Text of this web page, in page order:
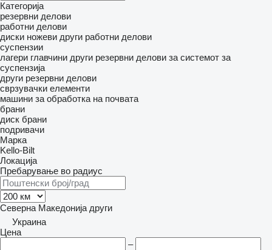
Категорија
резервни делови
работни делови
диски ножеви други работни делови
суспензии
лагери главчини други резервни делови за системот за
суспензија
други резервни делови
сврзувачки елементи
машини за обработка на почвата
брани
диск брани
подривачи
Марка
Kello-Bilt
Локација
Пребарување во радиус
Северна Македонија други
Украина
Цена
–